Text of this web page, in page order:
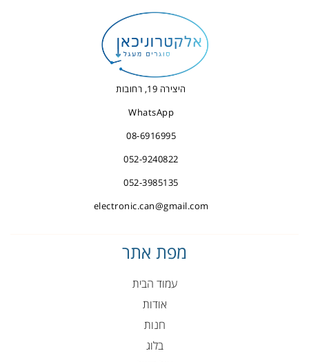
היצירה 19, רחובות
WhatsApp
08-6916995
052-9240822
052-3985135
electronic.can@gmail.com
מפת אתר
עמוד הבית
אודות
חנות
בלוג